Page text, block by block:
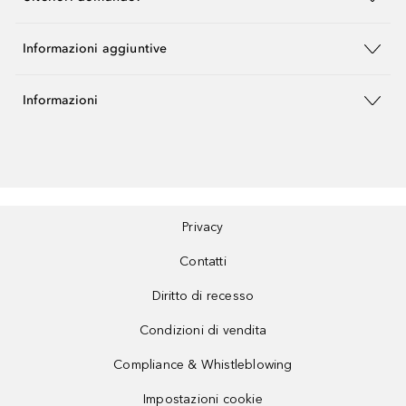
Informazioni aggiuntive
Informazioni
Privacy
Contatti
Diritto di recesso
Condizioni di vendita
Compliance & Whistleblowing
Impostazioni cookie